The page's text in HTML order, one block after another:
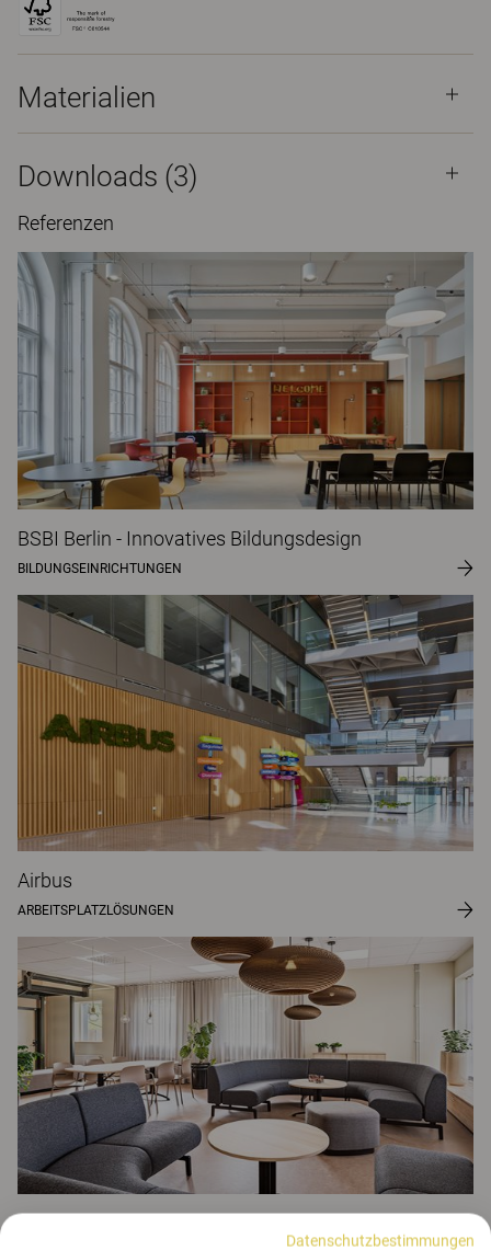
Materialien
Downloads (3)
Referenzen
BSBI Berlin - Innovatives Bildungsdesign
BILDUNGSEINRICHTUNGEN
Airbus
ARBEITSPLATZLÖSUNGEN
Datenschutzbestimmungen